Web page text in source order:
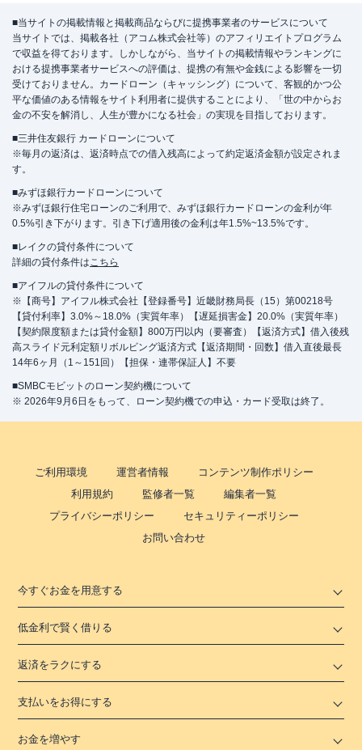
■当サイトの掲載情報と掲載商品ならびに提携事業者のサービスについて
当サイトでは、掲載各社（アコム株式会社等）のアフィリエイトプログラム
で収益を得ております。しかしながら、当サイトの掲載情報やランキングに
おける提携事業者サービスへの評価は、提携の有無や金銭による影響を一切
受けておりません。カードローン（キャッシング）について、客観的かつ公
平な価値のある情報をサイト利用者に提供することにより、「世の中からお
金の不安を解消し、人生が豊かになる社会」の実現を目指しております。
■三井住友銀行 カードローンについて
※毎月の返済は、返済時点での借入残高によって約定返済金額が設定されま
す。
■みずほ銀行カードローンについて
※みずほ銀行住宅ローンのご利用で、みずほ銀行カードローンの金利が年
0.5%引き下がります。引き下げ適用後の金利は年1.5%~13.5%です。
■レイクの貸付条件について
詳細の貸付条件はこちら
■アイフルの貸付条件について
※【商号】アイフル株式会社【登録番号】近畿財務局長（15）第00218号
【貸付利率】3.0%～18.0%（実質年率）【遅延損害金】20.0%（実質年率）
【契約限度額または貸付金額】800万円以内（要審査）【返済方式】借入後残
高スライド元利定額リボルビング返済方式【返済期間・回数】借入直後最長
14年6ヶ月（1～151回）【担保・連帯保証人】不要
■SMBCモビットのローン契約機について
※ 2026年9月6日をもって、ローン契約機での申込・カード受取は終了。
ご利用環境 運営者情報
コンテンツ制作ポリシー
利用規約
監修者一覧
編集者一覧
プライバシーポリシー
セキュリティーポリシー
お問い合わせ
今すぐお金を用意する
低金利で賢く借りる
返済をラクにする
支払いをお得にする
お金を増やす